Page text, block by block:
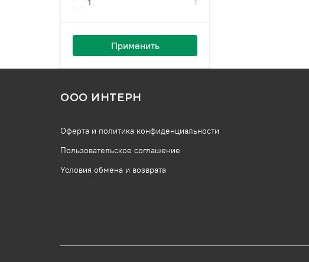
Применить
ООО ИНТЕРН
Оферта и политика конфиденциальности
Пользовательское соглашение
Условия обмена и возврата